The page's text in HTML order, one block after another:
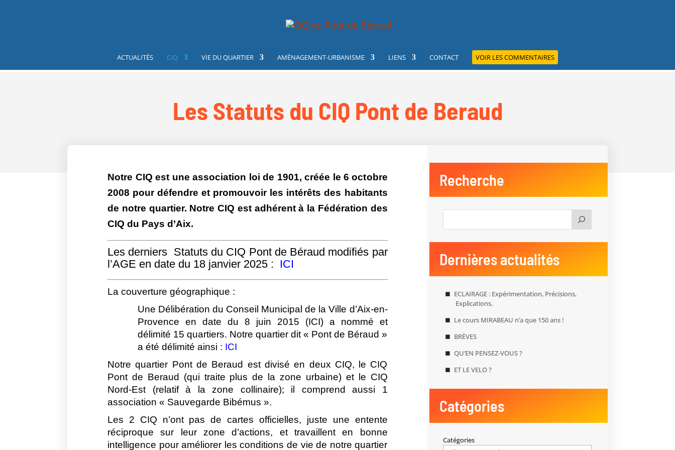
ACTUALITÉS CIQ VIE DU QUARTIER AMÉNAGEMENT-URBANISME LIENS CONTACT VOIR LES COMMENTAIRES
Les Statuts du CIQ Pont de Beraud
Notre CIQ est une association loi de 1901, créée le 6 octobre
2008 pour défendre et promouvoir les intérêts des habitants
de notre quartier. Notre CIQ est adhérent à la Fédération des
CIQ du Pays d’Aix.
Les derniers Statuts du CIQ Pont de Béraud modifiés par
l’AGE en date du 18 janvier 2025 : ICI
La couverture géographique :
Une Délibération du Conseil Municipal de la Ville d’Aix-en-
Provence en date du 8 juin 2015 (ICI) a nommé et
délimité 15 quartiers. Notre quartier dit « Pont de Béraud »
a été délimité ainsi : ICI
Notre quartier Pont de Beraud est divisé en deux CIQ, le CIQ
Pont de Beraud (qui traite plus de la zone urbaine) et le CIQ
Nord-Est (relatif à la zone collinaire); il comprend aussi 1
association « Sauvegarde Bibémus ».
Les 2 CIQ n’ont pas de cartes officielles, juste une entente
réciproque sur leur zone d’actions, et travaillent en bonne
intelligence pour améliorer les conditions de vie de notre quartier
Recherche
Dernières actualités
ECLAIRAGE : Expérimentation, Précisions,
Explications.
Le cours MIRABEAU n’a que 150 ans !
BRÈVES
QU’EN PENSEZ-VOUS ?
ET LE VELO ?
Catégories
Catégories